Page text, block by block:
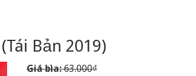
Bản 2019)
Giá bìa:63.000₫